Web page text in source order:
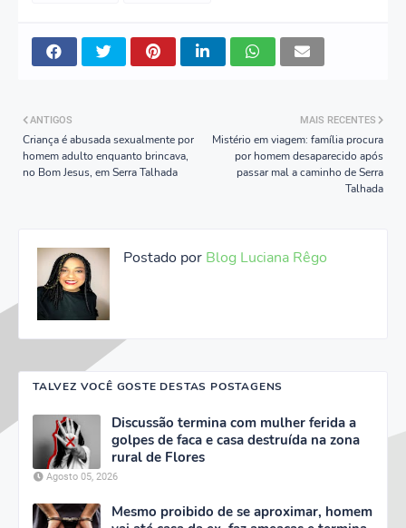
MAIS RECENTES
Mistério em viagem: família procura
por homem desaparecido após
passar mal a caminho de Serra
Talhada
ANTIGOS
Criança é abusada sexualmente por
homem adulto enquanto brincava,
no Bom Jesus, em Serra Talhada
Postado por Blog Luciana Rêgo
TALVEZ VOCÊ GOSTE DESTAS POSTAGENS
Discussão termina com mulher ferida a
golpes de faca e casa destruída na zona
rural de Flores
Agosto 05, 2026
Mesmo proibido de se aproximar, homem